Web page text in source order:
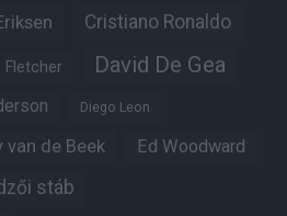
Cristiano Ronaldo
Fletcher David De Gea
Diego Leon
van de Beek Ed Woodward
stáb